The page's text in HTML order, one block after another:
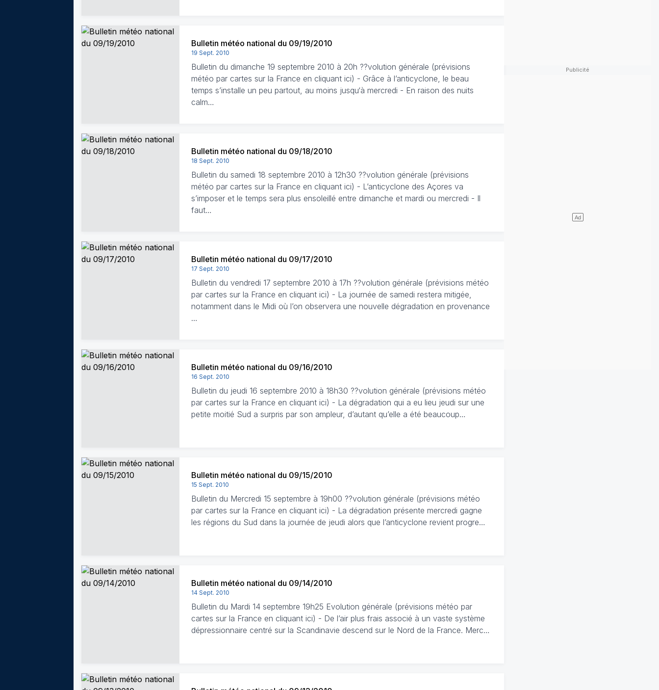
Bulletin météo national du 09/19/2010
19 Sept. 2010
Bulletin du dimanche 19 septembre 2010 à 20h ??volution générale (prévisions
météo par cartes sur la France en cliquant ici) - Grâce à l’anticyclone, le beau
temps s’installe un peu partout, au moins jusqu‘à mercredi - En raison des nuits
calm…
Bulletin météo national du 09/18/2010
18 Sept. 2010
Bulletin du samedi 18 septembre 2010 à 12h30 ??volution générale (prévisions
météo par cartes sur la France en cliquant ici) - L’anticyclone des Açores va
s’imposer et le temps sera plus ensoleillé entre dimanche et mardi ou mercredi - Il
faut…
Bulletin météo national du 09/17/2010
17 Sept. 2010
Bulletin du vendredi 17 septembre 2010 à 17h ??volution générale (prévisions météo
par cartes sur la France en cliquant ici) - La journée de samedi restera mitigée,
notamment dans le Midi où l’on observera une nouvelle dégradation en provenance
…
Bulletin météo national du 09/16/2010
16 Sept. 2010
Bulletin du jeudi 16 septembre 2010 à 18h30 ??volution générale (prévisions météo
par cartes sur la France en cliquant ici) - La dégradation qui a eu lieu jeudi sur une
petite moitié Sud a surpris par son ampleur, d’autant qu’elle a été beaucoup…
Bulletin météo national du 09/15/2010
15 Sept. 2010
Bulletin du Mercredi 15 septembre à 19h00 ??volution générale (prévisions météo
par cartes sur la France en cliquant ici) - La dégradation présente mercredi gagne
les régions du Sud dans la journée de jeudi alors que l’anticyclone revient progre…
Bulletin météo national du 09/14/2010
14 Sept. 2010
Bulletin du Mardi 14 septembre 19h25 Evolution générale (prévisions météo par
cartes sur la France en cliquant ici) - De l’air plus frais associé à un vaste système
dépressionnaire centré sur la Scandinavie descend sur le Nord de la France. Merc…